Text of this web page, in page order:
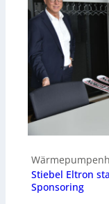
Stiebel Eltron
Sponsoring